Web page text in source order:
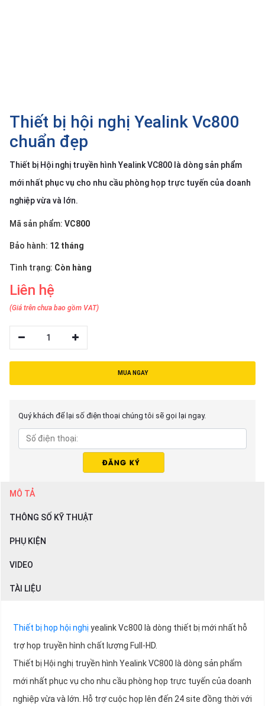
Thiết bị hội nghị Yealink Vc800
chuẩn đẹp
Thiết bị Hội nghị truyền hình Yealink VC800 là dòng sản phẩm
mới nhất phục vụ cho nhu cầu phòng họp trực tuyến của doanh
nghiệp vừa và lớn.
Mã sản phẩm: VC800
Bảo hành: 12 tháng
Tình trạng: Còn hàng
Liên hệ
(Giá trên chưa bao gồm VAT)
1
MUA NGAY
Quý khách để lại số điện thoại chúng tôi sẽ gọi lại ngay.
MÔ TẢ
THÔNG SỐ KỸ THUẬT
PHỤ KIỆN
VIDEO
TÀI LIỆU
Thiết bị họp hội nghị yealink Vc800 là dòng thiết bị mới nhất hỗ
trợ họp truyền hình chất lượng Full-HD.
Thiết bị Hội nghị truyền hình Yealink VC800 là dòng sản phẩm
mới nhất phục vụ cho nhu cầu phòng họp trực tuyến của doanh
nghiệp vừa và lớn. Hỗ trợ cuộc họp lên đến 24 site đồng thời với
pháp
Dịch
vụ
Hỗ
Tin
tức
Liên
thiệu
việt